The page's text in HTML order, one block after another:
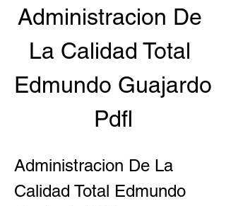
Administracion De
La Calidad Total
Edmundo Guajardo
Pdfl
Administracion De La
Calidad Total Edmundo